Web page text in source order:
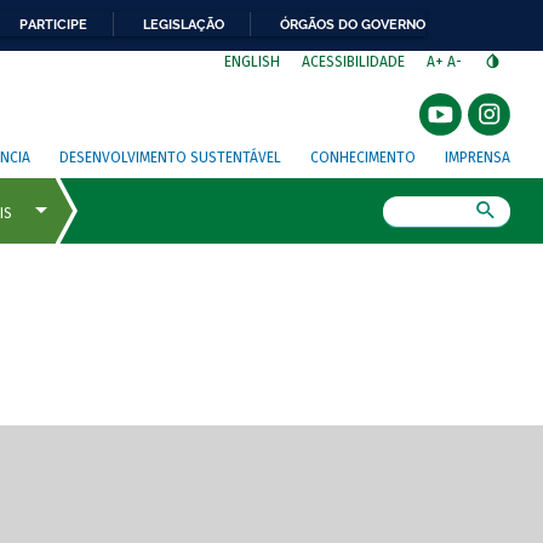
PARTICIPE LEGISLAÇÃO ÓRGÃOS DO GOVERNO
ENGLISH ACESSIBILIDADE A+ A-
DESENVOLVIMENTO SUSTENTÁVEL CONHECIMENTO IMPRENSA
de tela